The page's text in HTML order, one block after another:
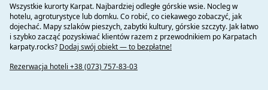
Wszystkie kurorty Karpat. Najbardziej odległe górskie wsie. Nocleg w
hotelu, agroturystyce lub domku. Co robić, co ciekawego zobaczyć, jak
dojechać. Mapy szlaków pieszych, zabytki kultury, górskie szczyty. Jak łatwo
i szybko zacząć pozyskiwać klientów razem z przewodnikiem po Karpatach
karpaty.rocks? Dodaj swój obiekt — to bezpłatne!
Rezerwacja hoteli +38 (073) 757-83-03